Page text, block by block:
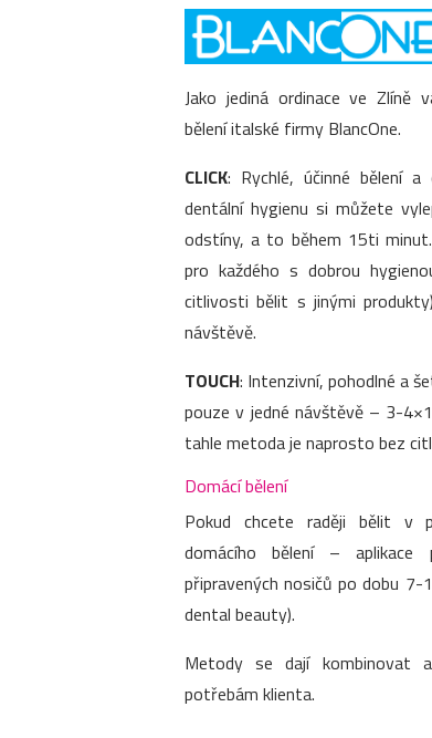
Jako jediná ordinace ve Zlíně
bělení italské firmy BlancOne.
CLICK: Rychlé, účinné bělení
dentální hygienu si můžete
odstíny, a to během 15ti
pro každého s dobrou
citlivosti bělit s jinými
návštěvě.
TOUCH: Intenzivní, pohodlné a
pouze v jedné návštěvě – 3-
tahle metoda je naprosto bez
Domácí bělení
Pokud chcete raději bělit v
domácího bělení – aplikace
připravených nosičů po dobu 7-
dental beauty).
Metody se dají kombinovat
potřebám klienta.